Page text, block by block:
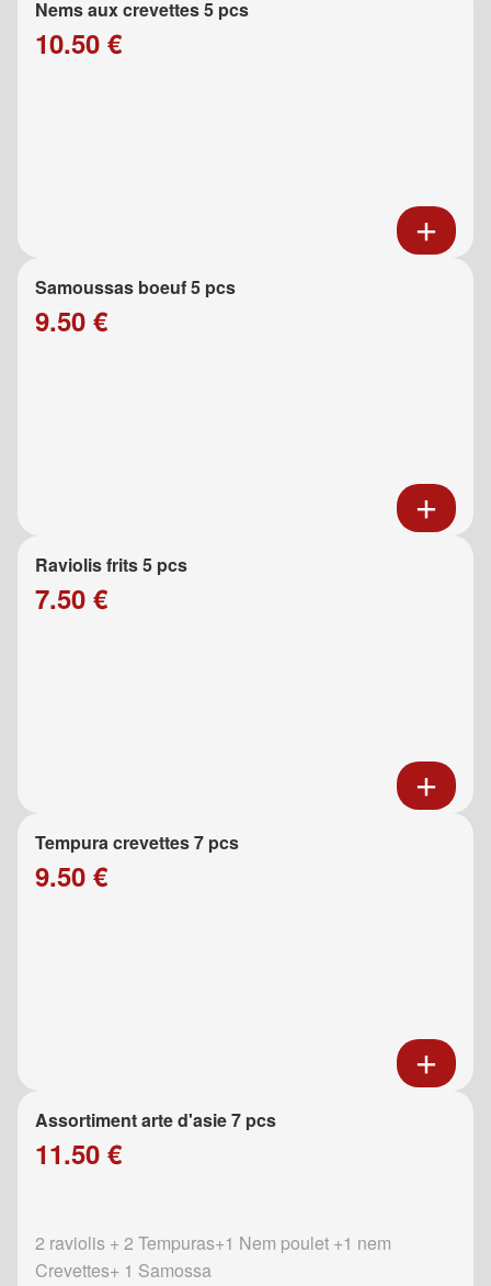
Nems aux crevettes 5 pcs
10.50 €
Samoussas boeuf 5 pcs
9.50 €
Raviolis frits 5 pcs
7.50 €
Tempura crevettes 7 pcs
9.50 €
Assortiment arte d'asie 7 pcs
11.50 €
2 raviolis + 2 Tempuras+1 Nem poulet +1 nem
Crevettes+ 1 Samossa